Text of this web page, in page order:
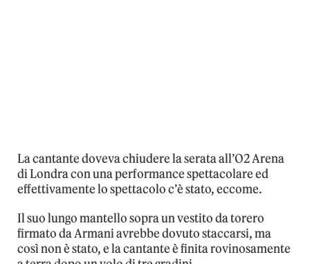
La cantante doveva chiudere la serata all’O2 Arena
di Londra con una performance spettacolare ed
effettivamente lo spettacolo c’è stato, eccome.
Il suo lungo mantello sopra un vestito da torero
firmato da Armani avrebbe dovuto staccarsi, ma
così non è stato, e la cantante è finita rovinosamente